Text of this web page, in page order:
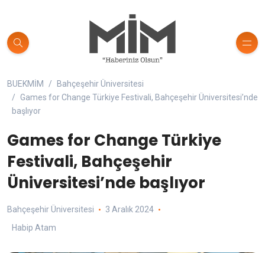
BUEKMİM
Bahçeşehir Üniversitesi
Games for Change Türkiye Festivali, Bahçeşehir Üniversitesi’nde
başlıyor
Games for Change Türkiye
Festivali, Bahçeşehir
Üniversitesi’nde başlıyor
Bahçeşehir Üniversitesi
3 Aralık 2024
Habip Atam